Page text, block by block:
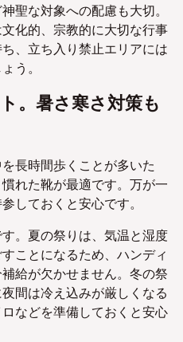
聖な対象への配慮も大切。
化的、宗教的に大切な行事
、立ち入り禁止エリアには
う。
。暑さ寒さ対策も
長時間歩くことが多いた
れた靴が最適です。万が一
しておくと安心です。
。夏の祭りは、気温と湿度
ことになるため、ハンディ
給が欠かせません。冬の祭
間は冷え込みが厳しくなる
などを準備しておくと安心